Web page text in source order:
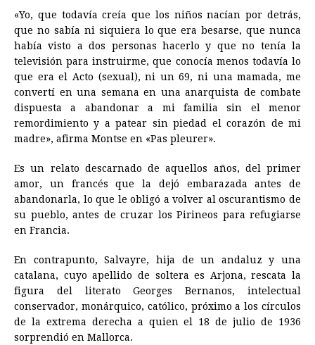
«Yo, que todavía creía que los niños nacían por detrás,
que no sabía ni siquiera lo que era besarse, que nunca
había visto a dos personas hacerlo y que no tenía la
televisión para instruirme, que conocía menos todavía lo
que era el Acto (sexual), ni un 69, ni una mamada, me
convertí en una semana en una anarquista de combate
dispuesta a abandonar a mi familia sin el menor
remordimiento y a patear sin piedad el corazón de mi
madre», afirma Montse en «Pas pleurer».
Es un relato descarnado de aquellos años, del primer
amor, un francés que la dejó embarazada antes de
abandonarla, lo que le obligó a volver al oscurantismo de
su pueblo, antes de cruzar los Pirineos para refugiarse
en Francia.
En contrapunto, Salvayre, hija de un andaluz y una
catalana, cuyo apellido de soltera es Arjona, rescata la
figura del literato Georges Bernanos, intelectual
conservador, monárquico, católico, próximo a los círculos
de la extrema derecha a quien el 18 de julio de 1936
sorprendió en Mallorca.